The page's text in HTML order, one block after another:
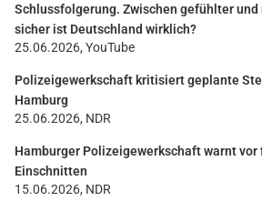
Schlussfolgerung. Zwischen gefühlter und
sicher ist Deutschland wirklich?
25.06.2026, YouTube
Polizeigewerkschaft kritisiert geplante
Hamburg
25.06.2026, NDR
Hamburger Polizeigewerkschaft warnt
Einschnitten
15.06.2026, NDR